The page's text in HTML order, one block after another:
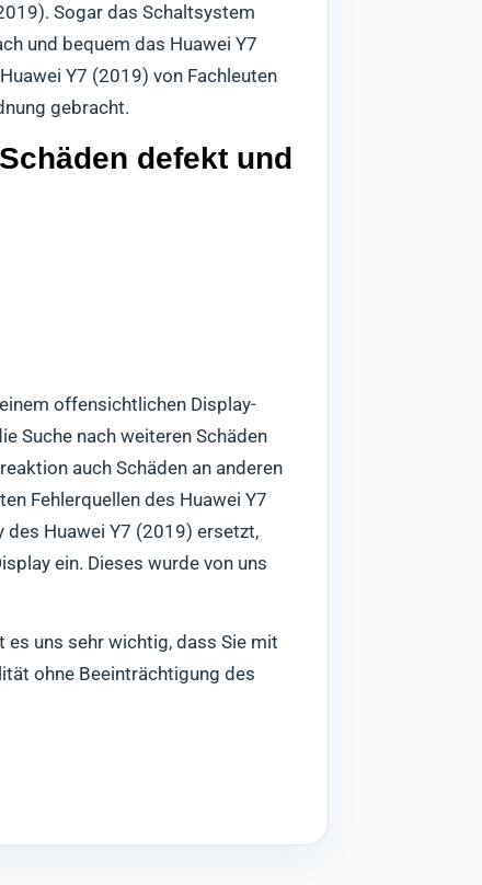
Sogar das Schaltsystem
und bequem das Huawei Y7
Y7 (2019) von Fachleuten
gebracht.
defekt und
offensichtlichen Display-
Suche nach weiteren Schäden
auch Schäden an anderen
Fehlerquellen des Huawei Y7
des Huawei Y7 (2019) ersetzt,
ein. Dieses wurde von uns
uns sehr wichtig, dass Sie mit
ohne Beeinträchtigung des